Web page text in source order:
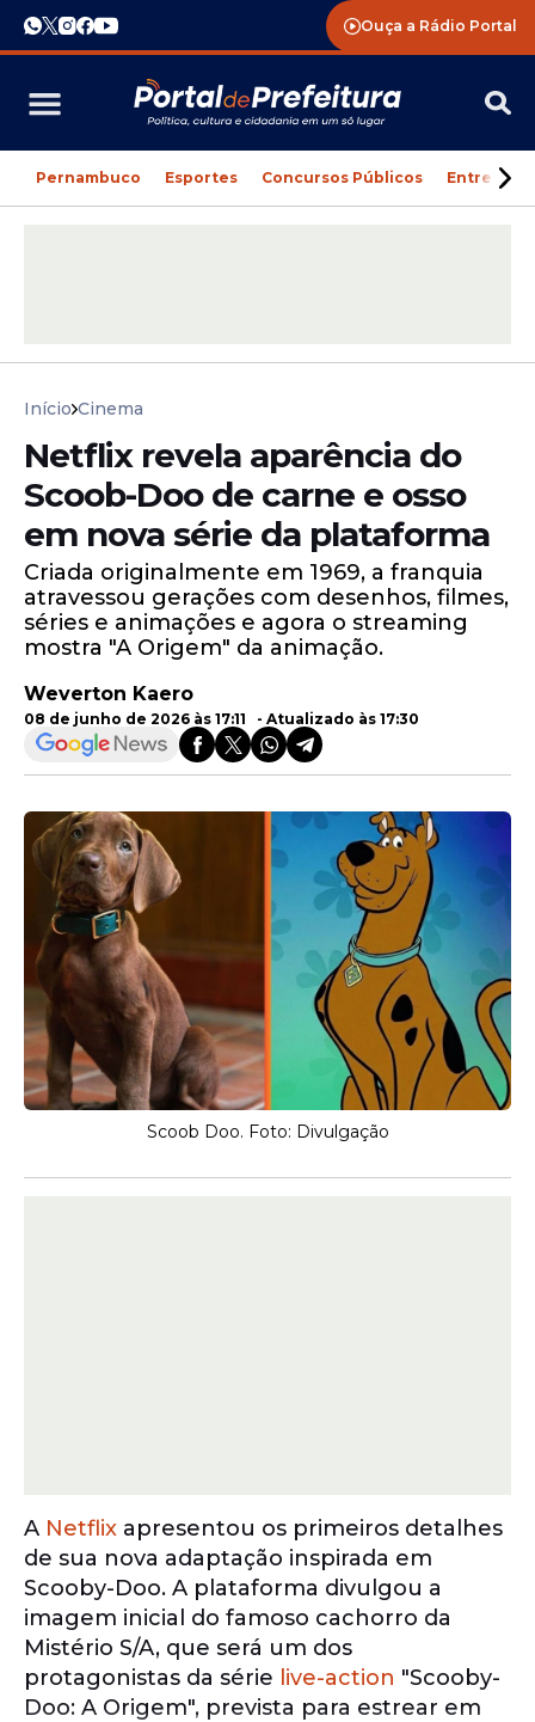
Ouça a Rádio Portal
Pernambuco Esportes Concursos Públicos
Início Cinema
Netflix revela aparência do
Scoob-Doo de carne e osso
em nova série da plataforma
Criada originalmente em 1969, a franquia
atravessou gerações com desenhos, filmes,
séries e animações e agora o streaming
mostra "A Origem" da animação.
Weverton Kaero
08 de junho de 2026 às 17:11 - Atualizado às 17:30
Scoob Doo. Foto: Divulgação
A Netflix apresentou os primeiros detalhes
de sua nova adaptação inspirada em
Scooby-Doo. A plataforma divulgou a
imagem inicial do famoso cachorro da
Mistério S/A, que será um dos
protagonistas da série live-action "Scooby-
Doo: A Origem", prevista para estrear em